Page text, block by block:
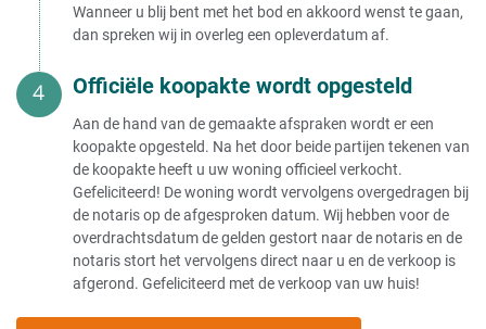
Wanneer u blij bent met het bod en akkoord wenst te gaan,
dan spreken wij in overleg een opleverdatum af.
Officiële koopakte wordt opgesteld
Aan de hand van de gemaakte afspraken wordt er een
koopakte opgesteld. Na het door beide partijen tekenen van
de koopakte heeft u uw woning officieel verkocht.
Gefeliciteerd! De woning wordt vervolgens overgedragen bij
de notaris op de afgesproken datum. Wij hebben voor de
overdrachtsdatum de gelden gestort naar de notaris en de
notaris stort het vervolgens direct naar u en de verkoop is
afgerond. Gefeliciteerd met de verkoop van uw huis!